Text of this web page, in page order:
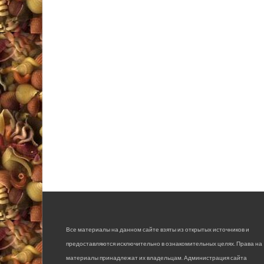
Все материалы на данном сайте взяты из открытых источников и
предоставляются исключительно в ознакомительных целях. Права на
материалы принадлежат их владельцам. Администрация сайта